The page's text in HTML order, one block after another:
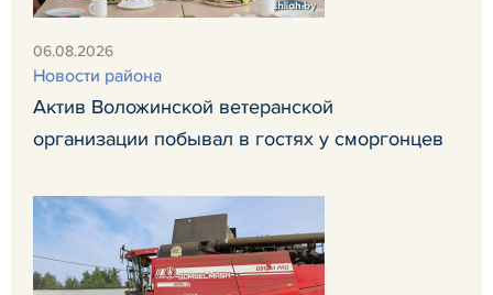
06.08.2026
Новости района
Актив Воложинской ветеранской
организации побывал в гостях у сморгонцев